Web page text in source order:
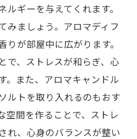
ギーを与えてくれます。
みましょう。アロマディフ
が部屋中に広がります。
で、ストレスが和らぎ、心
。また、アロマキャンドル
ルトを取り入れるのもおす
空間を作ることで、ストレ
れ、心身のバランスが整い